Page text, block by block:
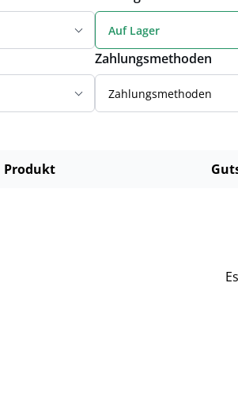
Auf Lager
Zahlungsmethoden
Zahlungsmethoden
Produkt